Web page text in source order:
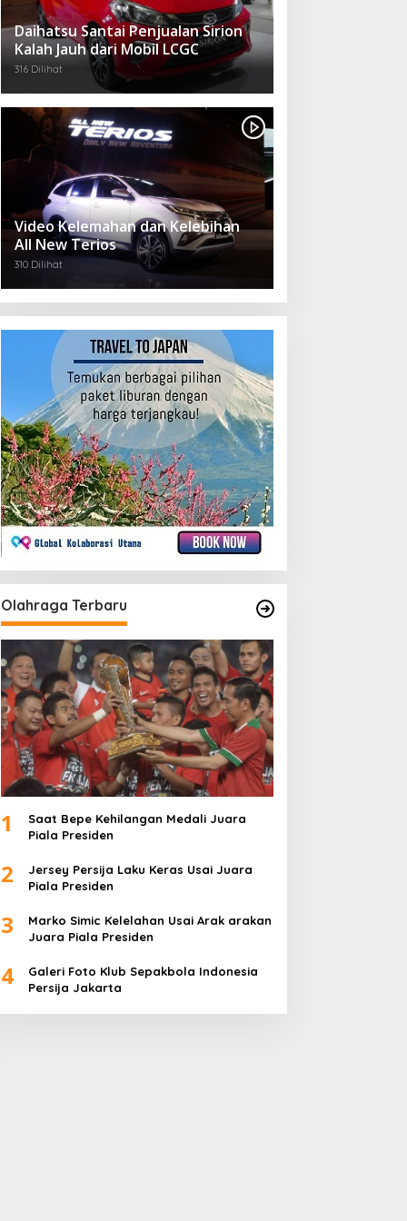
Daihatsu Santai Penjualan Sirion
Kalah Jauh dari Mobil LCGC
316 Dilihat
Video Kelemahan dan Kelebihan
All New Terios
310 Dilihat
Olahraga Terbaru
1
Saat Bepe Kehilangan Medali Juara
Piala Presiden
2
Jersey Persija Laku Keras Usai Juara
Piala Presiden
3
Marko Simic Kelelahan Usai Arak arakan
Juara Piala Presiden
4
Galeri Foto Klub Sepakbola Indonesia
Persija Jakarta